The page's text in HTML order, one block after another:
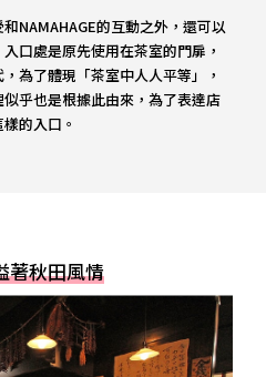
NAMAHAGE的互動之外，還可以
口處是原先使用在茶室的門扉，
為了體現「茶室中人人平等」，
乎也是根據此由來，為了表達店
的入口。
著秋田風情